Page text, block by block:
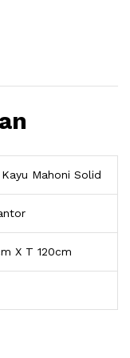
Mahoni Solid
X T 120cm